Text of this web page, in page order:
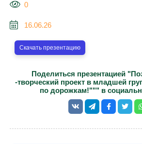
0
16.06.26
Скачать презентацию
Поделиться презентацией
-творческий проект в младшей
по дорожкам!""" в